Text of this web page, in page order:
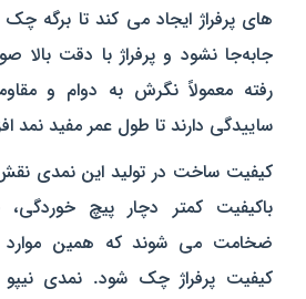
های پرفراژ ایجاد می‌ کند تا برگه
جابه‌جا نشود و پرفراژ با دقت بالا
رفته معمولاً نگرش به دوام و
ساییدگی دارند تا طول عمر مفید نمد
کیفیت ساخت در تولید این نمدی
باکیفیت کمتر دچار پیچ‌
ضخامت می‌ شوند که همین موارد